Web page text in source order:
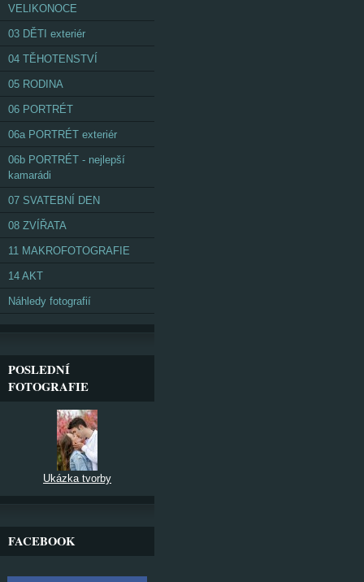
VELIKONOCE
03 DĚTI exteriér
04 TĚHOTENSTVÍ
05 RODINA
06 PORTRÉT
06a PORTRÉT exteriér
06b PORTRÉT - nejlepší
kamarádi
07 SVATEBNÍ DEN
08 ZVÍŘATA
11 MAKROFOTOGRAFIE
14 AKT
Náhledy fotografií
POSLEDNÍ
FOTOGRAFIE
Ukázka tvorby
FACEBOOK